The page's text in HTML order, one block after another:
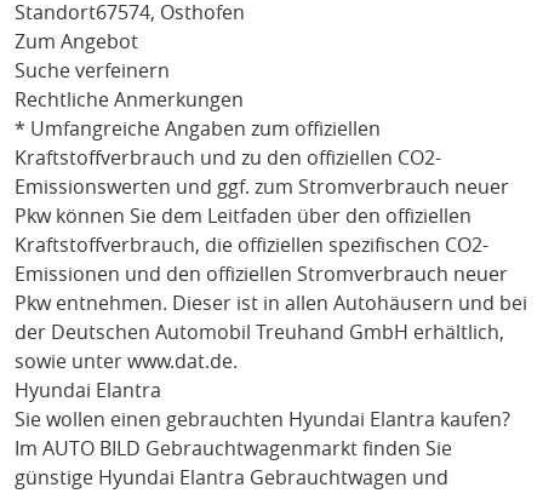
Standort67574, Osthofen
Zum Angebot
Suche verfeinern
Rechtliche Anmerkungen
* Umfangreiche Angaben zum offiziellen
Kraftstoffverbrauch und zu den offiziellen CO2-
Emissionswerten und ggf. zum Stromverbrauch neuer
Pkw können Sie dem Leitfaden über den offiziellen
Kraftstoffverbrauch, die offiziellen spezifischen CO2-
Emissionen und den offiziellen Stromverbrauch neuer
Pkw entnehmen. Dieser ist in allen Autohäusern und bei
der Deutschen Automobil Treuhand GmbH erhältlich,
sowie unter www.dat.de.
Hyundai Elantra
Sie wollen einen gebrauchten Hyundai Elantra kaufen?
Im AUTO BILD Gebrauchtwagenmarkt finden Sie
günstige Hyundai Elantra Gebrauchtwagen und